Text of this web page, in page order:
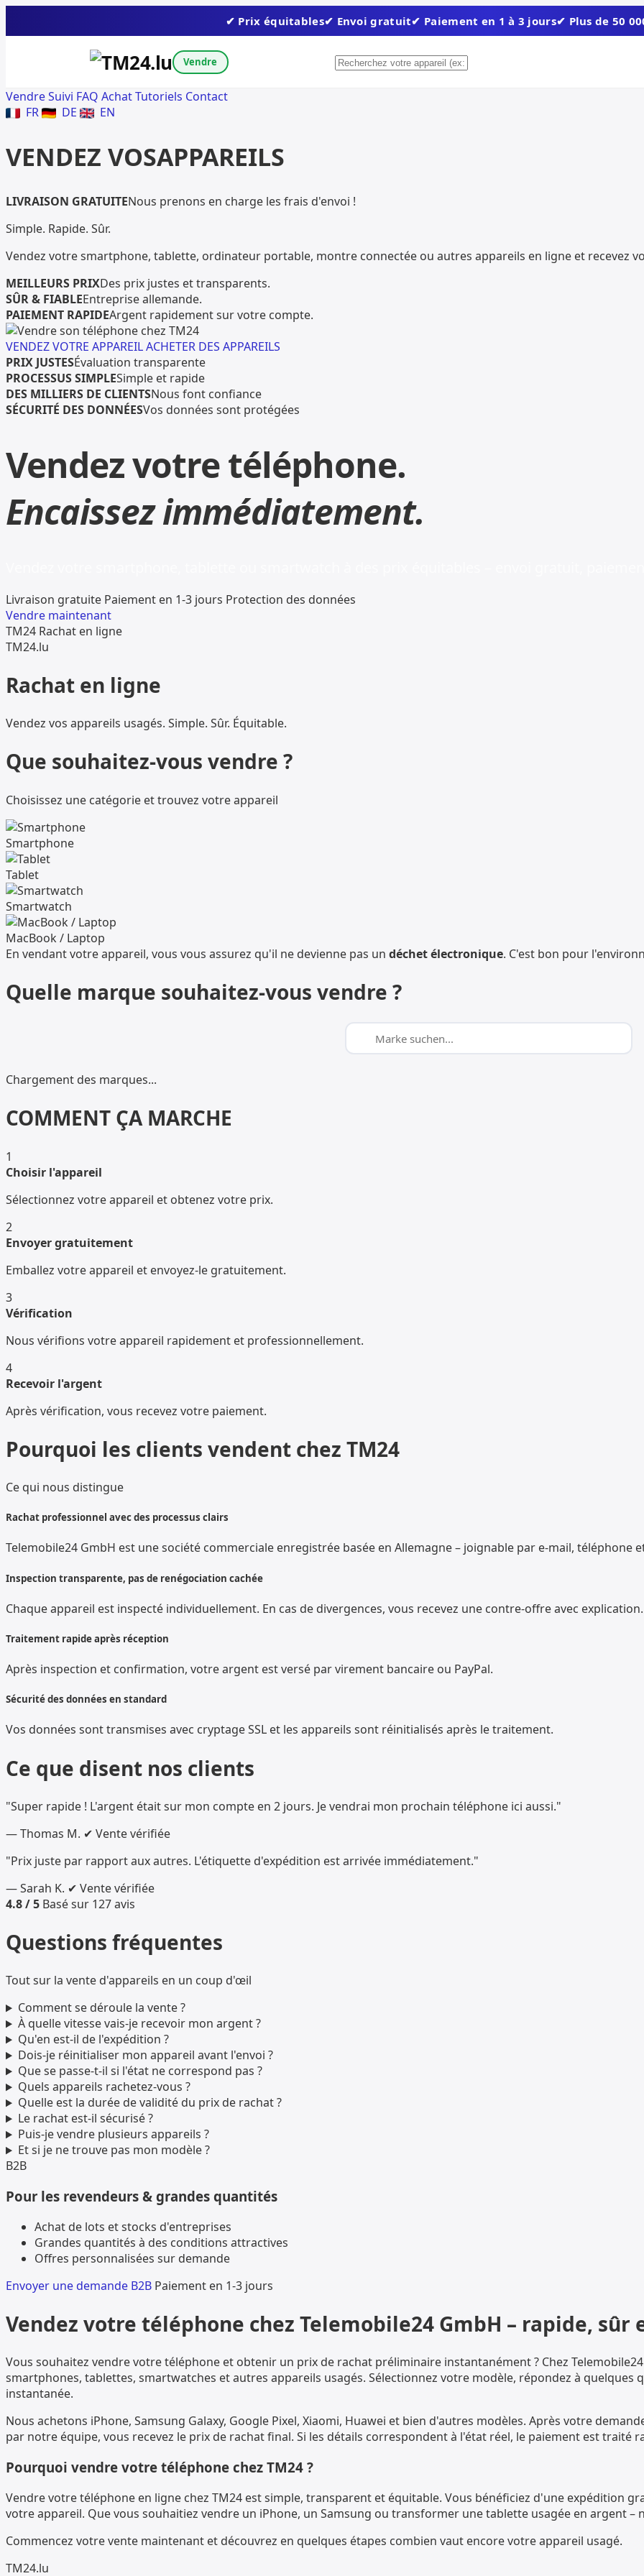
✔ Prix équitables✔ Envoi gratuit✔ Paiement en 1 à 3 jours✔ Plus de 50
Vendre
VendreSuivi FAQ AchatTutoriels Contact
FR
DE EN
VENDEZ VOSAPPAREILS
LIVRAISON GRATUITENous prenons en charge les frais d'envoi !
Simple. Rapide. Sûr.
Vendez votre smartphone, tablette, ordinateur portable, montre connectée ou autres appareils en ligne et recevez
MEILLEURS PRIXDes prix justes et transparents.
SÛR & FIABLEEntreprise allemande.
PAIEMENT RAPIDEArgent rapidement sur votre compte.
VENDEZ VOTRE APPAREILACHETER DES APPAREILS
PRIX JUSTESÉvaluation transparente
PROCESSUS SIMPLESimple et rapide
DES MILLIERS DE CLIENTSNous font confiance
SÉCURITÉ DES DONNÉESVos données sont protégées
Vendez votre téléphone.
Encaissez immédiatement.
Livraison gratuite Paiement en 1-3 jours Protection des données
Vendre maintenant
TM24 Rachat en ligne
TM24.lu
Rachat en ligne
Vendez vos appareils usagés. Simple. Sûr. Équitable.
Que souhaitez-vous vendre ?
Choisissez une catégorie et trouvez votre appareil
Smartphone
Tablet
Smartwatch
MacBook / Laptop
En vendant votre appareil, vous vous assurez qu'il ne devienne pas un déchet électronique. C'est bon pour
Quelle marque souhaitez-vous vendre ?
Chargement des marques...
COMMENT ÇA MARCHE
1
Choisir l'appareil
Sélectionnez votre appareil et obtenez votre prix.
2
Envoyer gratuitement
Emballez votre appareil et envoyez-le gratuitement.
3
Vérification
Nous vérifions votre appareil rapidement et professionnellement.
4
Recevoir l'argent
Après vérification, vous recevez votre paiement.
Pourquoi les clients vendent chez TM24
Ce qui nous distingue
Rachat professionnel avec des processus clairs
Telemobile24 GmbH est une société commerciale enregistrée basée en Allemagne – joignable par e-mail, téléphone
Inspection transparente, pas de renégociation cachée
Chaque appareil est inspecté individuellement. En cas de divergences, vous recevez une contre-offre avec explication.
Traitement rapide après réception
Après inspection et confirmation, votre argent est versé par virement bancaire ou PayPal.
Sécurité des données en standard
Vos données sont transmises avec cryptage SSL et les appareils sont réinitialisés après le traitement.
Ce que disent nos clients
"Super rapide ! L'argent était sur mon compte en 2 jours. Je vendrai mon prochain téléphone ici aussi."
— Thomas M. ✔ Vente vérifiée
"Prix juste par rapport aux autres. L'étiquette d'expédition est arrivée immédiatement."
— Sarah K. ✔ Vente vérifiée
4.8 / 5 Basé sur 127 avis
Questions fréquentes
Tout sur la vente d'appareils en un coup d'œil
Comment se déroule la vente ?
À quelle vitesse vais-je recevoir mon argent ?
Qu'en est-il de l'expédition ?
Dois-je réinitialiser mon appareil avant l'envoi ?
Que se passe-t-il si l'état ne correspond pas ?
Quels appareils rachetez-vous ?
Quelle est la durée de validité du prix de rachat ?
Le rachat est-il sécurisé ?
Puis-je vendre plusieurs appareils ?
Et si je ne trouve pas mon modèle ?
B2B
Pour les revendeurs & grandes quantités
Achat de lots et stocks d'entreprises
Grandes quantités à des conditions attractives
Offres personnalisées sur demande
Envoyer une demande B2B Paiement en 1-3 jours
Vendez votre téléphone chez Telemobile24 GmbH – rapide, sûr
Vous souhaitez vendre votre téléphone et obtenir un prix de rachat préliminaire instantanément ? Chez
smartphones, tablettes, smartwatches et autres appareils usagés. Sélectionnez votre modèle, répondez à
instantanée.
Nous achetons iPhone, Samsung Galaxy, Google Pixel, Xiaomi, Huawei et bien d'autres modèles. Après votre
par notre équipe, vous recevez le prix de rachat final. Si les détails correspondent à l'état réel, le paiement est traité
Pourquoi vendre votre téléphone chez TM24 ?
Vendre votre téléphone en ligne chez TM24 est simple, transparent et équitable. Vous bénéficiez d'une expédition
votre appareil. Que vous souhaitiez vendre un iPhone, un Samsung ou transformer une tablette usagée en argent –
Commencez votre vente maintenant et découvrez en quelques étapes combien vaut encore votre appareil usagé.
TM24.lu